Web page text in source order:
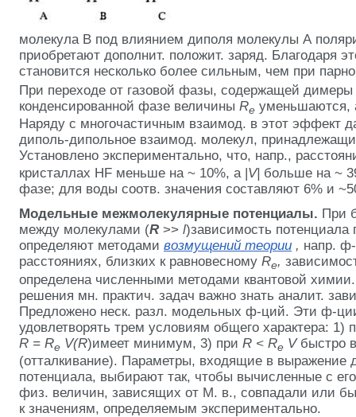
молекула В под влиянием диполя молекулы А
приобретают дополнит. положит. заряд. Благодаря
становится несколько более сильным, чем при
При переходе от газовой фазы, содержащей
конденсированной фазе величины Re уменьшаются,
Наряду с многочастичным взаимод. в этот эффект
диполь-дипольное взаимод. молекул,
Установлено экспериментально, что, напр.,
кристаллах HF меньше на ~ 10%, а | V| больше на ~
фазе; для воды соотв. значения составляют 6% и
Модельные межмолекулярные потенциалы. При
между молекулами (R >> l)зависимость потенциала
определяют методами возмущений теории , напр.
расстояниях, близких к равновесному Re,
определена численными методами квантовой
решения мн. практич. задач важно знать аналит.
Предложено неск. разл. модельных ф-ций. Эти ф-
удовлетворять трем условиям общего характера: 1)
R = Re V(R)имеет минимум, 3) при R < Re V быстро
(отталкивание). Параметры, входящие в выражение
потенциала, выбирают так, чтобы вычисленные с
физ. величин, зависящих от М. в., совпадали или
к значениям, определяемым экспериментально.